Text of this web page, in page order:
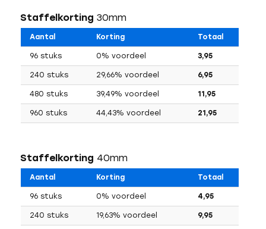
Staffelkorting 30mm
Aantal Korting Totaal
96 stuks 0% voordeel 3,95
240 stuks 29,66% voordeel 6,95
480 stuks 39,49% voordeel 11,95
960 stuks 44,43% voordeel 21,95
Staffelkorting 40mm
Aantal Korting Totaal
96 stuks 0% voordeel 4,95
240 stuks 19,63% voordeel 9,95